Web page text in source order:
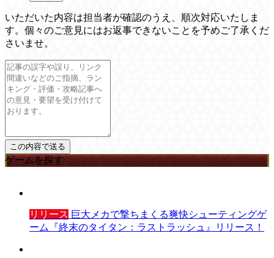
いただいた内容は担当者が確認のうえ、順次対応いたしま
す。個々のご意見にはお返事できないことを予めご了承くだ
さいませ。
ゲームを探す
リリース 巨大メカで撃ちまくる爽快シューティングゲ
ーム『終末のタイタン：ラストラッシュ』リリース！